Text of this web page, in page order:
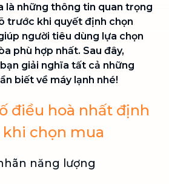
là những thông tin quan trọng
trước khi quyết định chọn
người tiêu dùng lựa chọn
phù hợp nhất. Sau đây,
giải nghĩa tất cả những
biết về máy lạnh nhé!
điều hoà nhất định
chọn mua
năng lượng